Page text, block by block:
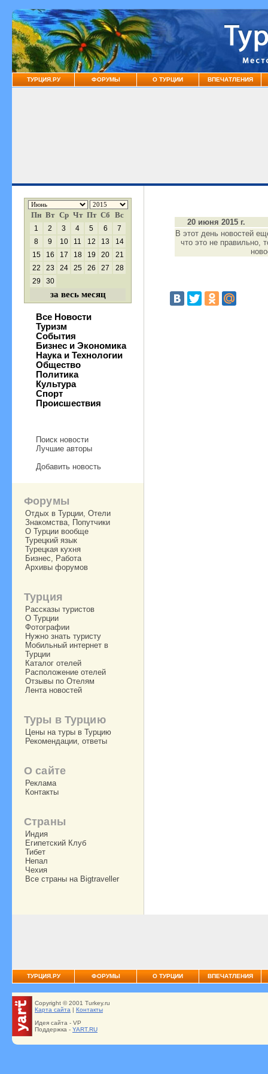
ТУРЦИЯ.РУ ФОРУМЫ О ТУРЦИИ ВПЕЧАТЛЕНИЯ
Пн Вт Ср Чт Пт Сб Вс
1 2 3 4 5 6
7
8
9 10 11 12 13
14
15
16 17 18 19 20
21
22
23 24 25 26 27
28
29
30
за весь месяц
Все Новости
Туризм
События
Бизнес и Экономика
Наука и Технологии
Общество
Политика
Культура
Спорт
Происшествия
Поиск новости
Лучшие авторы
Добавить новость
20 июня 2015 г.
В этот день новостей
что это не правильно,
Форумы
Отдых в Турции, Отели
Знакомства, Попутчики
О Турции вообще
Турецкий язык
Турецкая кухня
Бизнес, Работа
Архивы форумов
Турция
Рассказы туристов
О Турции
Фотографии
Нужно знать туристу
Мобильный интернет в
Турции
Каталог отелей
Расположение отелей
Отзывы по Отелям
Лента новостей
Туры в Турцию
Цены на туры в Турцию
Рекомендации, ответы
О сайте
Реклама
Контакты
Страны
Индия
Египетский Клуб
Тибет
Непал
Чехия
Все страны на Bigtraveller
ТУРЦИЯ.РУ ФОРУМЫ О ТУРЦИИ ВПЕЧАТЛЕНИЯ
Copyright © 2001 Turkey.ru
Карта сайта | Контакты
Идея сайта - VP
Поддержка - YART.RU